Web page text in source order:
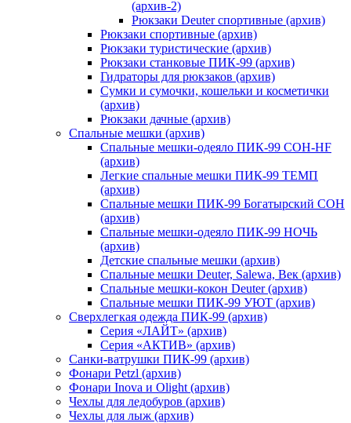
(архив-2)
Рюкзаки Deuter спортивные (архив)
Рюкзаки спортивные (архив)
Рюкзаки туристические (архив)
Рюкзаки станковые ПИК-99 (архив)
Гидраторы для рюкзаков (архив)
Сумки и сумочки, кошельки и косметички
(архив)
Рюкзаки дачные (архив)
Спальные мешки (архив)
Спальные мешки-одеяло ПИК-99 СОН-HF
(архив)
Легкие спальные мешки ПИК-99 ТЕМП
(архив)
Спальные мешки ПИК-99 Богатырский СОН
(архив)
Спальные мешки-одеяло ПИК-99 НОЧЬ
(архив)
Детские спальные мешки (архив)
Спальные мешки Deuter, Salewa, Век (архив)
Спальные мешки-кокон Deuter (архив)
Спальные мешки ПИК-99 УЮТ (архив)
Сверхлегкая одежда ПИК-99 (архив)
Серия «ЛАЙТ» (архив)
Серия «АКТИВ» (архив)
Санки-ватрушки ПИК-99 (архив)
Фонари Petzl (архив)
Фонари Inova и Olight (архив)
Чехлы для ледобуров (архив)
Чехлы для лыж (архив)